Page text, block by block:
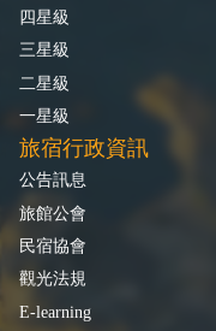
四星級
三星級
二星級
一星級
旅宿行政資訊
公告訊息
旅館公會
民宿協會
觀光法規
E-learning